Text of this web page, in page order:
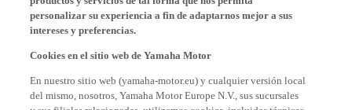
personalizar su experiencia a fin de adaptarnos mejor a sus
intereses y preferencias.
del mismo, nosotros, Yamaha Motor Europe N.V., sus sucursales
y sus filiales relacionadas, utilizamos cookies, incluidas técnicas